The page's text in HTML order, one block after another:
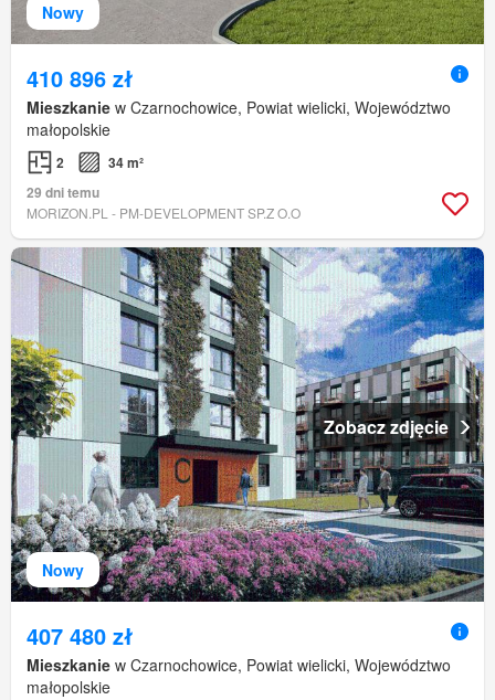
Nowy
410 896 zł
Mieszkanie w Czarnochowice, Powiat wielicki, Województwo
małopolskie
2
34 m²
29 dni temu
MORIZON.PL - PM-DEVELOPMENT SP.Z O.O
Nowy
Zobacz zdjęcie
407 480 zł
Mieszkanie w Czarnochowice, Powiat wielicki, Województwo
małopolskie